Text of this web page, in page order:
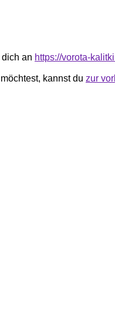
an https://vorota-
kannst du zur